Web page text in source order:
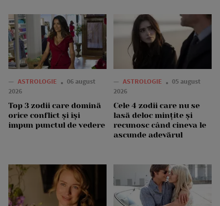
— ASTROLOGIE
06 august
2026
Top 3 zodii care domină
orice conflict și își
impun punctul de vedere
— ASTROLOGIE
05 august
2026
Cele 4 zodii care nu se
lasă deloc mințite și
recunosc când cineva le
ascunde adevărul